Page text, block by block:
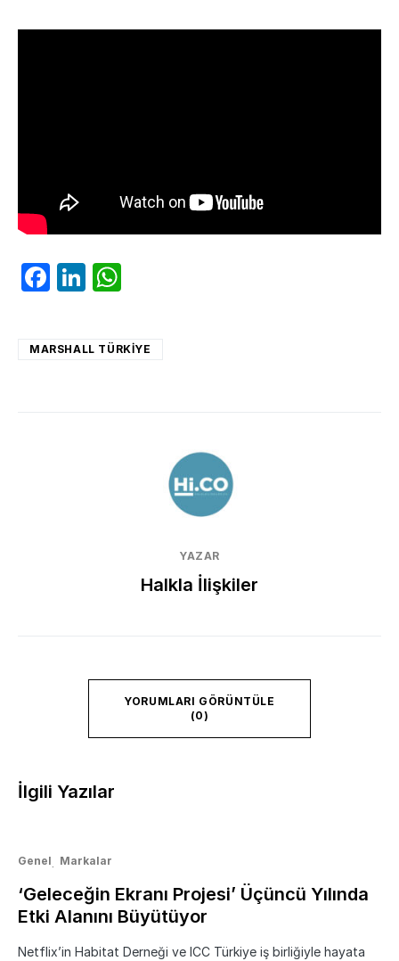
Facebook
LinkedIn
MARSHALL TÜRKIYE
YAZAR
Halkla İlişkiler
YORUMLARI GÖRÜNTÜLE
(0)
İlgili Yazılar
Genel Markalar
‘Geleceğin Ekranı Projesi’ Üçüncü Yılında
Etki Alanını Büyütüyor
Netflix’in Habitat Derneği ve ICC Türkiye iş birliğiyle hayata